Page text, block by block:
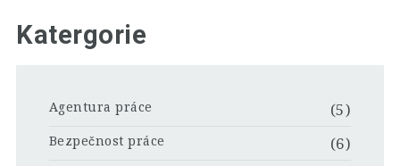
Katergorie
Agentura práce (5)
Bezpečnost práce (6)